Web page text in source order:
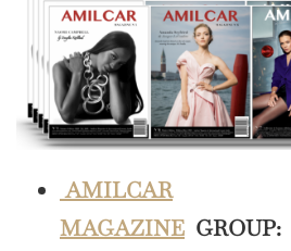
AMILCAR
MAGAZINE GROUP: